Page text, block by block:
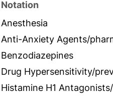
Notation
Anesthesia
Anti-Anxiety Agents/
Benzodiazepines
Drug Hypersensitivity/
Histamine H1